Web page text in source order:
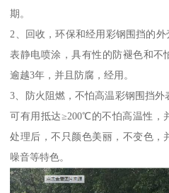
期。
2、回收，环保和经用彩钢围挡的
表静电喷涂，具有性的防褪色和不
逾越3年，并且防腐，经用。
3、防火阻燃，不怕高温彩钢围挡外
可有用抵达≥200℃的不怕高温性，
处理后，不只颜色美丽，不变色，
噪音等特色。